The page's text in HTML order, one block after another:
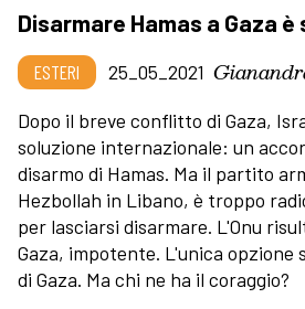
Disarmare Hamas a Gaza
ESTERI 25_05_2021
Dopo il breve conflitto di Gaza,
soluzione internazionale: un
disarmo di Hamas. Ma il partito
Hezbollah in Libano, è troppo
per lasciarsi disarmare. L'Onu
Gaza, impotente. L'unica opzione
di Gaza. Ma chi ne ha il coraggio?